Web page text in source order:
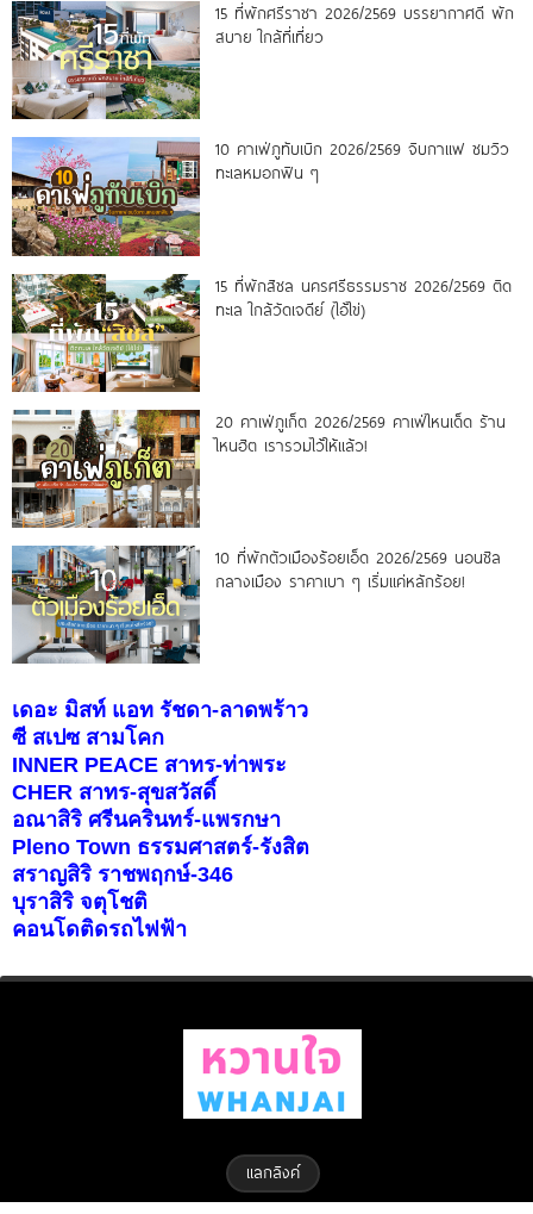
15 ที่พักศรีราชา 2026/2569 บรรยากาศดี พัก
สบาย ใกล้ที่เที่ยว
10 คาเฟ่ภูทับเบิก 2026/2569 จิบกาแฟ ชมวิว
ทะเลหมอกฟิน ๆ
15 ที่พักสิชล นครศรีธรรมราช 2026/2569 ติด
ทะเล ใกล้วัดเจดีย์ (ไอ้ไข่)
20 คาเฟ่ภูเก็ต 2026/2569 คาเฟ่ไหนเด็ด ร้าน
ไหนฮิต เรารวมไว้ให้แล้ว!
10 ที่พักตัวเมืองร้อยเอ็ด 2026/2569 นอนชิล
กลางเมือง ราคาเบา ๆ เริ่มแค่หลักร้อย!
เดอะ มิสท์ แอท รัชดา-ลาดพร้าว
ซี สเปซ สามโคก
INNER PEACE สาทร-ท่าพระ
CHER สาทร-สุขสวัสดิ์
อณาสิริ ศรีนครินทร์-แพรกษา
Pleno Town ธรรมศาสตร์-รังสิต
สราญสิริ ราชพฤกษ์-346
บุราสิริ จตุโชติ
คอนโดติดรถไฟฟ้า
แลกลิงค์